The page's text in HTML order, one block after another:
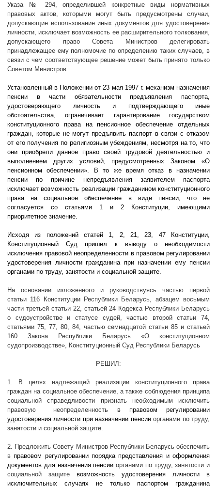
Указа № 294, определившей конкретные виды нормативных
правовых актов, которыми могут быть предусмотрены случаи,
допускающие использование иных документов для удостоверения
личности, исключает возможность ее расширительного толкования,
допускающего право Совета Министров делегировать
принадлежащее ему полномочие по определению таких случаев, в
связи с чем соответствующее решение может быть принято только
Советом Министров.
Установленный в Положении от 23 мая 1997 г. механизм назначения
пенсии в части обязательности предъявления паспорта,
удостоверяющего личность и подтверждающего иные
обстоятельства, ограничивает гарантирование государством
конституционного права на пенсионное обеспечение отдельных
граждан, которые не могут предъявить паспорт в связи с отказом
от его получения по религиозным убеждениям, несмотря на то, что
они приобрели данное право своей трудовой деятельностью и
выполнением других условий, предусмотренных Законом «О
пенсионном обеспечении». В то же время отказ в назначении
пенсии по причине непредъявления заявителем паспорта
исключает возможность реализации гражданином конституционного
права на социальное обеспечение в виде пенсии, что не
согласуется со статьями 1 и 2 Конституции, имеющими
приоритетное значение.
Исходя из положений статей 1, 2, 21, 23, 47 Конституции,
Конституционный Суд пришел к выводу о необходимости
исключения правовой неопределенности в правовом регулировании
удостоверения личности гражданина при назначении ему пенсии
органами по труду, занятости и социальной защите.
На основании изложенного и руководствуясь частью первой
статьи 116 Конституции Республики Беларусь, абзацем восьмым
части третьей статьи 22, статьей 24 Кодекса Республики Беларусь
о судоустройстве и статусе судей, частью второй статьи 74,
статьями 75, 77, 80, 84, частью семнадцатой статьи 85 и статьей
160 Закона Республики Беларусь «О конституционном
судопроизводстве», Конституционный Суд Республики Беларусь
РЕШИЛ:
1. В целях надлежащей реализации конституционного права
граждан на социальное обеспечение, а также соблюдения принципа
социальной справедливости признать необходимым исключить
правовую
неопределенность в правовом регулировании
удостоверения личности при назначении пенсииорганами по труду,
занятости и социальной защите.
2. Предложить Совету Министров Республики Беларусь обеспечить
вправовом регулировании порядка представления и оформления
документов для назначения пенсии органами по труду, занятости и
социальной защите возможность удостоверения личности в
исключительных случаях не только паспортом гражданина